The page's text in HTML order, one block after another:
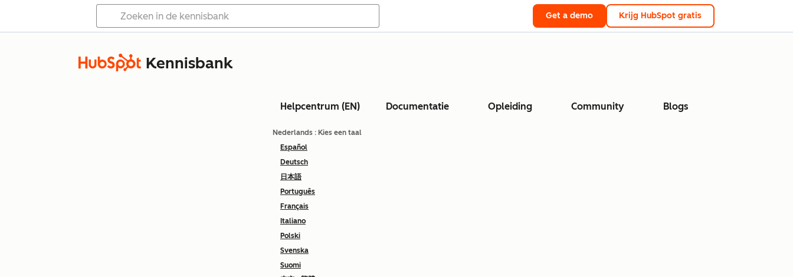
Get a demo Krijg HubSpot gratis
Kennisbank
Helpcentrum (EN) Documentatie Opleiding Community Blogs
Nederlands : Kies een taal
Español
Deutsch
日本語
Português
Français
Italiano
Polski
Svenska
Suomi